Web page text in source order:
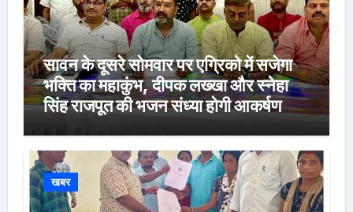
सावन के दूसरे सोमवार पर एग्रिको में सजेगा
भक्ति का महाकुंभ, दीपक लख्खा और स्नेहा
सिंह राजपूत की भजन संध्या होगी आकर्षण
खबर